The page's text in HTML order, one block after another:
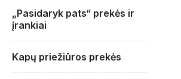
„Pasidaryk pats“ prekės ir
įrankiai
Kapų priežiūros prekės